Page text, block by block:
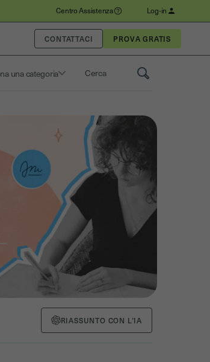
Centro Assistenza Log-in
CONTATTACI
una categoria Saisissez un terme pour
RIASSUNTO CON L’IA